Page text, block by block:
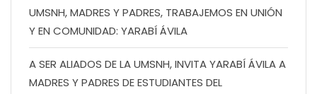
UMSNH, MADRES Y PADRES, TRABAJEMOS EN UNIÓN
Y EN COMUNIDAD: YARABÍ ÁVILA
A SER ALIADOS DE LA UMSNH, INVITA YARABÍ ÁVILA A
MADRES Y PADRES DE ESTUDIANTES DEL